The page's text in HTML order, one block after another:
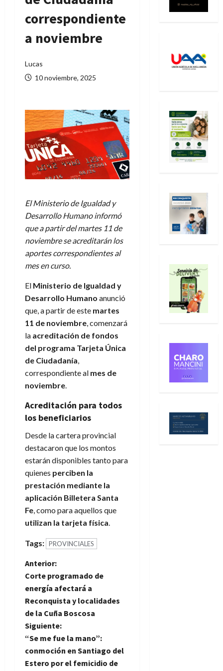
correspondiente
a noviembre
Lucas
10 noviembre, 2025
El Ministerio de Igualdad y
Desarrollo Humano informó
que a partir del martes 11 de
noviembre se acreditarán los
aportes correspondientes al
mes en curso.
El Ministerio de Igualdad y
Desarrollo Humano anunció
que, a partir de este martes
11 de noviembre, comenzará
la acreditación de fondos
del programa Tarjeta Única
de Ciudadanía,
correspondiente al mes de
noviembre.
Acreditación para todos
los beneficiarios
Desde la cartera provincial
destacaron que los montos
estarán disponibles tanto para
quienes perciben la
prestación mediante la
aplicación Billetera Santa
Fe, como para aquellos que
utilizan la tarjeta física.
Tags: PROVINCIALES
N
a
v
e
g
Anterior:
Corte programado de
energía afectará a
Reconquista y localidades
de la Cuña Boscosa
Siguiente:
“Se me fue la mano”:
conmoción en Santiago del
Estero por el femicidio de